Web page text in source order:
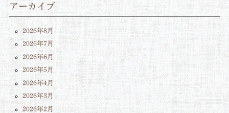
アーカイブ
2026年8月
2026年7月
2026年6月
2026年5月
2026年4月
2026年3月
2026年2月